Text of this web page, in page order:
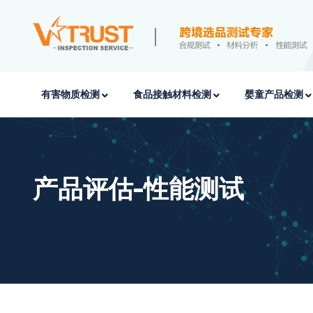
有害物质检测 食品接触材料检测 婴童产品检测
产品评估-性能测试